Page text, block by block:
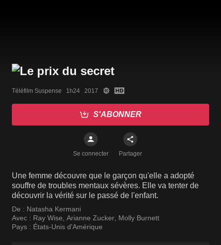
Téléfilm Suspense   1h24   2017
S'ABONNER
Se connecter Partager
Une femme découvre que le garçon qu'elle a adopté
souffre de troubles mentaux sévères. Elle va tenter de
découvrir la vérité sur le passé de l'enfant.
De : Natasha Kermani
Avec : Ray Wise, Arianne Zucker, Molly Burnett
Pays : États-Unis d'Amérique